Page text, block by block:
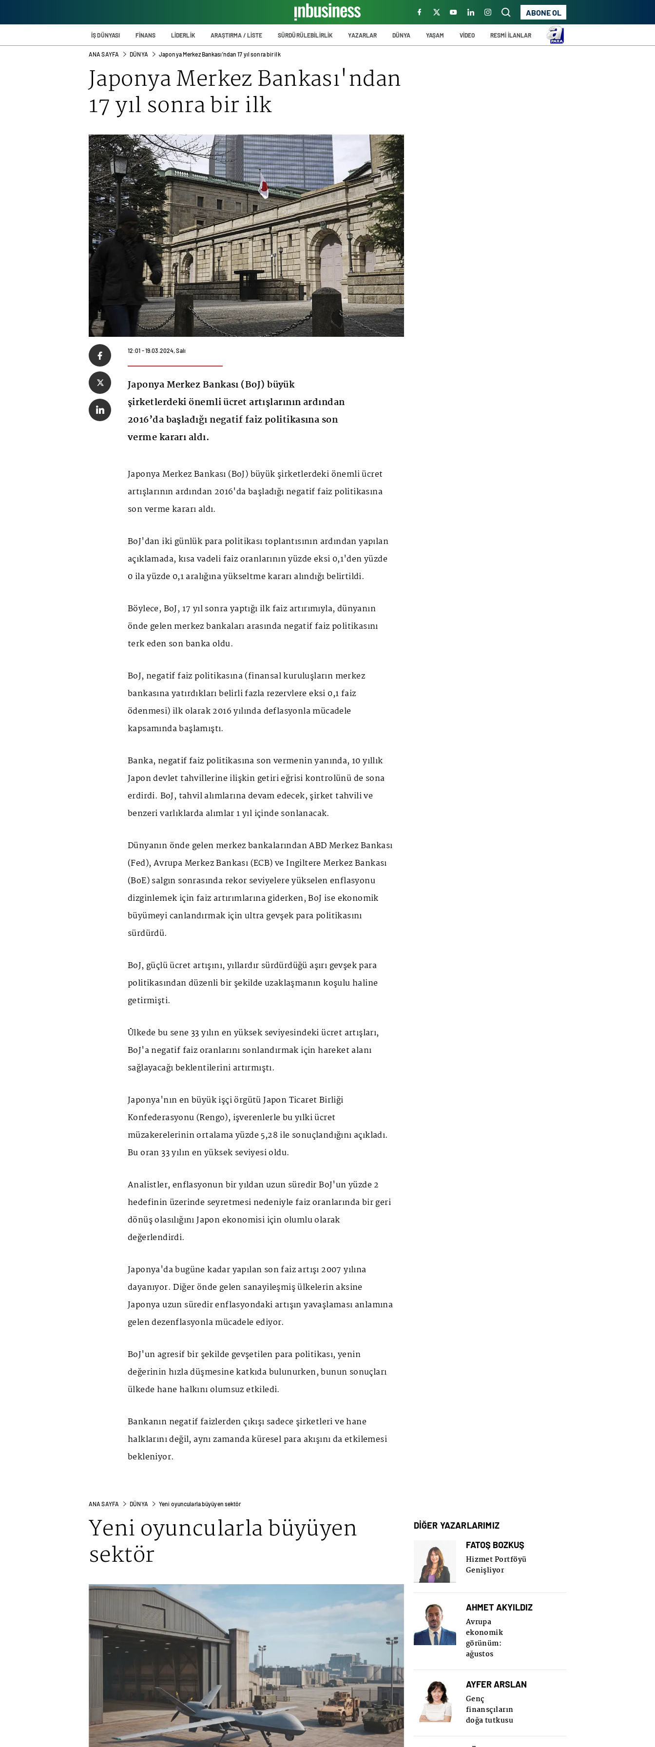
ABONE OL
İŞ DÜNYASI FİNANS LİDERLİK ARAŞTIRMA / LİSTE SÜRDÜRÜLEBİLİRLİK YAZARLAR DÜNYA YAŞAM VİDEO RESMİ İLANLAR
ANA SAYFA DÜNYA Japonya Merkez Bankası'ndan 17 yıl sonra bir ilk
Japonya Merkez Bankası'ndan
17 yıl sonra bir ilk
12:01 - 19.03.2024, Salı
Japonya Merkez Bankası (BoJ) büyük
şirketlerdeki önemli ücret artışlarının ardından
2016’da başladığı negatif faiz politikasına son
verme kararı aldı.
Japonya Merkez Bankası (BoJ) büyük şirketlerdeki önemli ücret
artışlarının ardından 2016'da başladığı negatif faiz politikasına
son verme kararı aldı.
BoJ'dan iki günlük para politikası toplantısının ardından yapılan
açıklamada, kısa vadeli faiz oranlarının yüzde eksi 0,1'den yüzde
0 ila yüzde 0,1 aralığına yükseltme kararı alındığı belirtildi.
Böylece, BoJ, 17 yıl sonra yaptığı ilk faiz artırımıyla, dünyanın
önde gelen merkez bankaları arasında negatif faiz politikasını
terk eden son banka oldu.
BoJ, negatif faiz politikasına (finansal kuruluşların merkez
bankasına yatırdıkları belirli fazla rezervlere eksi 0,1 faiz
ödenmesi) ilk olarak 2016 yılında deflasyonla mücadele
kapsamında başlamıştı.
Banka, negatif faiz politikasına son vermenin yanında, 10 yıllık
Japon devlet tahvillerine ilişkin getiri eğrisi kontrolünü de sona
erdirdi. BoJ, tahvil alımlarına devam edecek, şirket tahvili ve
benzeri varlıklarda alımlar 1 yıl içinde sonlanacak.
Dünyanın önde gelen merkez bankalarından ABD Merkez Bankası
(Fed), Avrupa Merkez Bankası (ECB) ve İngiltere Merkez Bankası
(BoE) salgın sonrasında rekor seviyelere yükselen enflasyonu
dizginlemek için faiz artırımlarına giderken, BoJ ise ekonomik
büyümeyi canlandırmak için ultra gevşek para politikasını
sürdürdü.
BoJ, güçlü ücret artışını, yıllardır sürdürdüğü aşırı gevşek para
politikasından düzenli bir şekilde uzaklaşmanın koşulu haline
getirmişti.
Ülkede bu sene 33 yılın en yüksek seviyesindeki ücret artışları,
BoJ'a negatif faiz oranlarını sonlandırmak için hareket alanı
sağlayacağı beklentilerini artırmıştı.
Japonya'nın en büyük işçi örgütü Japon Ticaret Birliği
Konfederasyonu (Rengo), işverenlerle bu yılki ücret
müzakerelerinin ortalama yüzde 5,28 ile sonuçlandığını açıkladı.
Bu oran 33 yılın en yüksek seviyesi oldu.
Analistler, enflasyonun bir yıldan uzun süredir BoJ'un yüzde 2
hedefinin üzerinde seyretmesi nedeniyle faiz oranlarında bir geri
dönüş olasılığını Japon ekonomisi için olumlu olarak
değerlendirdi.
Japonya'da bugüne kadar yapılan son faiz artışı 2007 yılına
dayanıyor. Diğer önde gelen sanayileşmiş ülkelerin aksine
Japonya uzun süredir enflasyondaki artışın yavaşlaması anlamına
gelen dezenflasyonla mücadele ediyor.
BoJ'un agresif bir şekilde gevşetilen para politikası, yenin
değerinin hızla düşmesine katkıda bulunurken, bunun sonuçları
ülkede hane halkını olumsuz etkiledi.
Bankanın negatif faizlerden çıkışı sadece şirketleri ve hane
halklarını değil, aynı zamanda küresel para akışını da etkilemesi
bekleniyor.
ANA SAYFA DÜNYA Yeni oyuncularla büyüyen sektör
Yeni oyuncularla büyüyen
sektör
DİĞER YAZARLARIMIZ
FATOŞ BOZKUŞ
Hizmet Portföyü
Genişliyor
AHMET AKYILDIZ
Avrupa
ekonomik
görünüm:
ağustos
AYFER ARSLAN
Genç
finansçıların
doğa tutkusu